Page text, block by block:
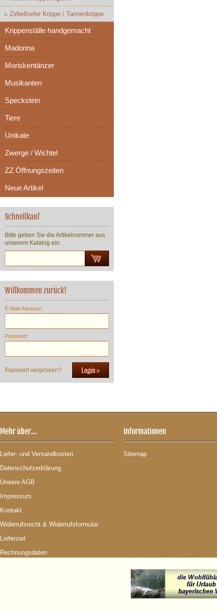
Zirbelkiefer Krippe / Tannenkrippe
Krippenställe handgemacht
Madonna
Moriskentänzer
Musikanten
Speckstein
Tiere
Unikate
Zwerge / Wichtel
ZZ Öffnungszeiten
Neue Artikel
Schnellkauf
Bitte geben Sie die Artikelnummer aus
unserem Katalog ein.
Willkommen zurück!
E-Mail-Adresse:
Passwort:
Passwort vergessen?
Mehr über...
Liefer- und Versandkosten
Datenschutzerklärung
Unsere AGB
Impressum
Kontakt
Widerrufsrecht & Widerrufsformular
Lieferzeit
Rechnungsdaten
Informationen
Sitemap